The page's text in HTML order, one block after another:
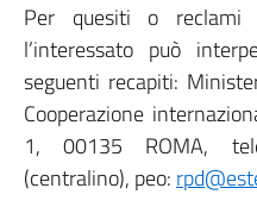
Per quesiti o reclami
l’interessato può
seguenti recapiti:
Cooperazione
1, 00135 ROMA,
(centralino), peo: